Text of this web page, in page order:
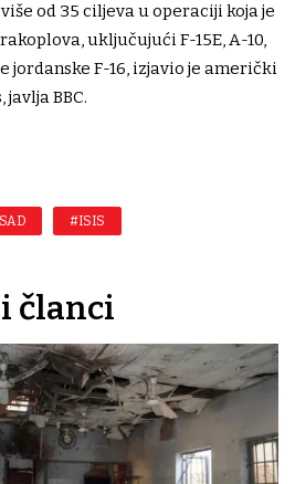
od 35 ciljeva u operaciji koja je
uključujući F-15E, A-10,
jordanske F-16, izjavio je američki
javlja BBC.
#ISIS
članci